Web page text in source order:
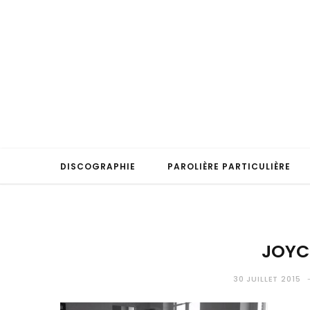
DISCOGRAPHIE PAROLIÈRE PARTICULIÈRE
30 JUILLET 2015